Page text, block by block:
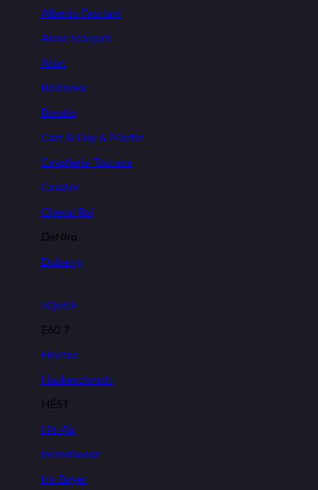
Alberto Fasciani
Anna Scarpati
Ariat
Bellinoxx
Borstiq
Carr & Day & Martin
Cavalleria Toscana
Cavalor
Cheval Roi
DeNiro
Dubarry
eQuick
E60 7
Finesse
Haukeschmidt
HÉST
Hit-Air
Incrediwear
Iris Bayer